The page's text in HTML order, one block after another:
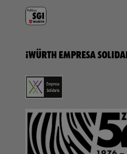
¡WÜRTH EMPRESA